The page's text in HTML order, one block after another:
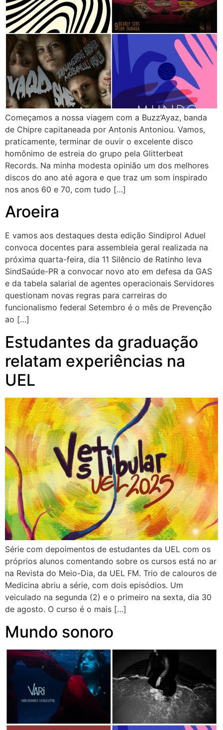
Começamos a nossa viagem com a Buzz’Ayaz, banda
de Chipre capitaneada por Antonis Antoniou. Vamos,
praticamente, terminar de ouvir o excelente disco
homônimo de estreia do grupo pela Glitterbeat
Records. Na minha modesta opinião um dos melhores
discos do ano até agora e que traz um som inspirado
nos anos 60 e 70, com tudo […]
Aroeira
E vamos aos destaques desta edição Sindiprol Aduel
convoca docentes para assembleia geral realizada na
próxima quarta-feira, dia 11 Silêncio de Ratinho leva
SindSaúde-PR a convocar novo ato em defesa da GAS
e da tabela salarial de agentes operacionais Servidores
questionam novas regras para carreiras do
funcionalismo federal Setembro é o mês de Prevenção
ao […]
Estudantes da graduação
relatam experiências na
UEL
Série com depoimentos de estudantes da UEL com os
próprios alunos comentando sobre os cursos está no ar
na Revista do Meio-Dia, da UEL FM. Trio de calouros de
Medicina abriu a série, com dois episódios. Um
veiculado na segunda (2) e o primeiro na sexta, dia 30
de agosto. O curso é o mais […]
Mundo sonoro